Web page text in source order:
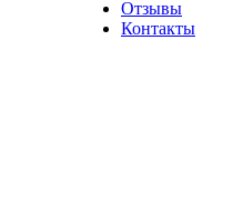
Отзывы
Контакты